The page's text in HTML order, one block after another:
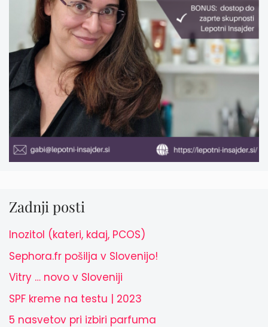
Zadnji posti
Inozitol (kateri, kdaj, PCOS)
Sephora.fr pošilja v Slovenijo!
Vitry … novo v Sloveniji
SPF kreme na testu | 2023
5 nasvetov pri izbiri parfuma